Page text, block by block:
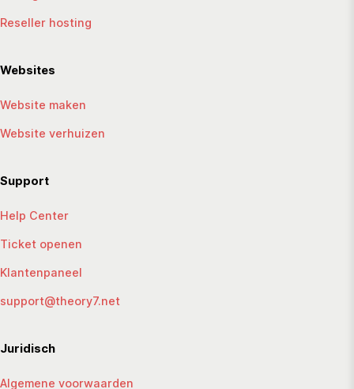
Reseller hosting
Websites
Website maken
Website verhuizen
Support
Help Center
Ticket openen
Klantenpaneel
support@theory7.net
Juridisch
Algemene voorwaarden